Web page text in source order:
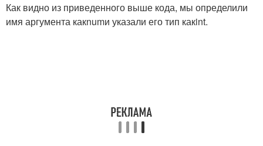
Как видно из приведенного выше кода, мы определили
имя аргумента какnumи указали его тип какint.